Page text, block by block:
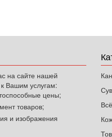
на сайте нашей
Вашим услугам:
цены;
товаров;
и изображения